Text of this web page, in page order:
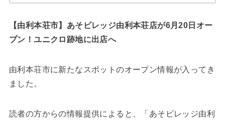
【由利本荘市】あそビレッジ由利本荘店が6月20日オー
プン！ユニクロ跡地に出店へ
由利本荘市に新たなスポットのオープン情報が入ってき
ました。
読者の方からの情報提供によると、「あそビレッジ由利